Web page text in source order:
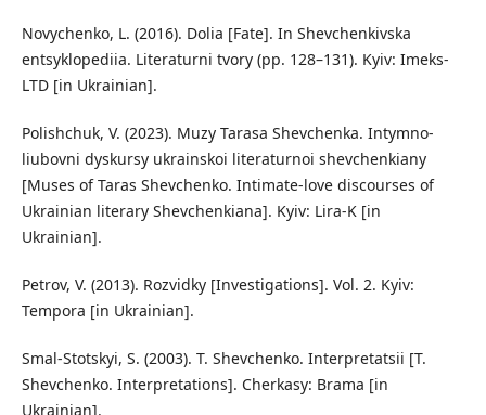
Novychenko, L. (2016). Dolia [Fate]. In Shevchenkivska
entsyklopediia. Literaturni tvory (pp. 128–131). Kyiv: Imeks-
LTD [in Ukrainian].
Polishchuk, V. (2023). Muzy Tarasa Shevchenka. Intymno-
liubovni dyskursy ukrainskoi literaturnoi shevchenkiany
[Muses of Taras Shevchenko. Intimate-love discourses of
Ukrainian literary Shevchenkiana]. Kyiv: Lira-K [in
Ukrainian].
Petrov, V. (2013). Rozvidky [Investigations]. Vol. 2. Kyiv:
Tempora [in Ukrainian].
Smal-Stotskyi, S. (2003). T. Shevchenko. Interpretatsii [T.
Shevchenko. Interpretations]. Cherkasy: Brama [in
Ukrainian].